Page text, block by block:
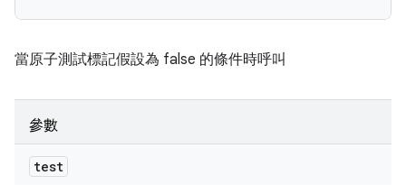
當原子測試標記假設為 false 的條件時呼叫
參數
test